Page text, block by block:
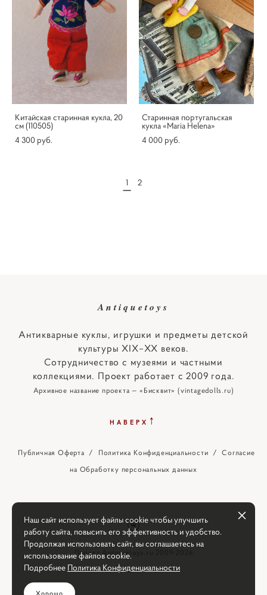
Китайская старинная кукла, 20
см (110505)
4 300 pуб.
Старинная португальская
кукла «Maria Helena»
4 000 pуб.
1 2
Antiquetoys
Антикварные куклы, игрушки и предметы детской
культуры XIX–XX веков.
Сотрудничество с музеями и частными
коллекциями. Проект работает с 2009 года.
Архивное название проекта — «Бисквит» (vintagedolls.ru)
НАВЕРХ ↑
Публичная Оферта / Политика Конфиденциальности /Согласие
на Обработку персональных данных
Проект Antiquetoys.ru 2009-2026
Наш сайт использует файлы cookie чтобы улучшить
работу сайта, повысить его эффективность и удобство.
Продолжая использовать сайт, вы соглашаетесь на
использование файлов cookie.
Подробнее Политика Конфиденциальности
Хорошо